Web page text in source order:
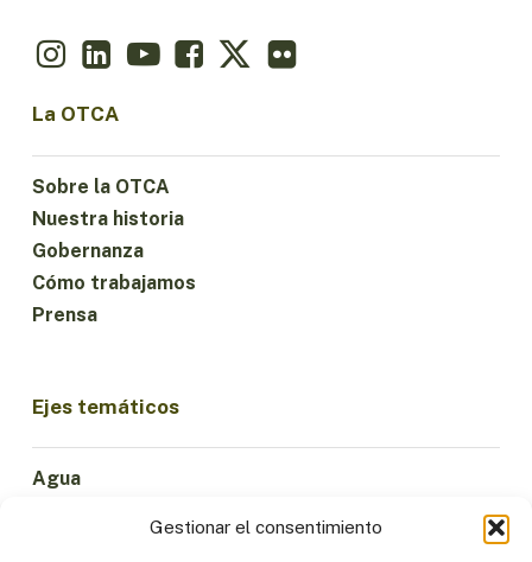
Gestionar el consentimiento
La OTCA
Sobre la OTCA
Nuestra historia
Gobernanza
Cómo trabajamos
Prensa
Ejes temáticos
Agua